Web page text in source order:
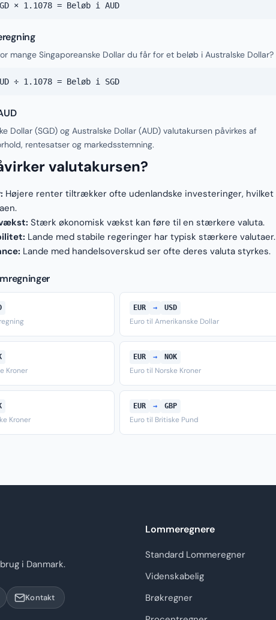
× 1.1078 = Beløb i AUD
mange Singaporeanske Dollar du får for et beløb i Australske Dollar?
÷ 1.1078 = Beløb i SGD
Dollar (SGD) og Australske Dollar (AUD) valutakursen påvirkes af
rentesatser og markedsstemning.
valutakursen?
Højere renter tiltrækker ofte udenlandske investeringer, hvilket
Stærk økonomisk vækst kan føre til en stærkere valuta.
Lande med stabile regeringer har typisk stærkere valutaer.
Lande med handelsoverskud ser ofte deres valuta styrkes.
EUR → USD
Euro til Amerikanske Dollar
Kroner
EUR → NOK
Euro til Norske Kroner
Kroner
EUR → GBP
Euro til Britiske Pund
i Danmark.
Kontakt
Lommeregnere
Standard Lommeregner
Videnskabelig
Brøkregner